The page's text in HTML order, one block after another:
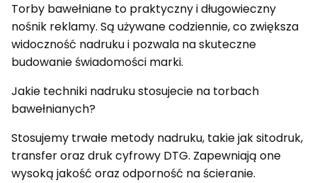
Torby bawełniane to praktyczny i długowieczny
nośnik reklamy. Są używane codziennie, co zwiększa
widoczność nadruku i pozwala na skuteczne
budowanie świadomości marki.
Jakie techniki nadruku stosujecie na torbach
bawełnianych?
Stosujemy trwałe metody nadruku, takie jak sitodruk,
transfer oraz druk cyfrowy DTG. Zapewniają one
wysoką jakość oraz odporność na ścieranie.